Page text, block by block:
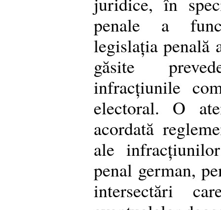
penale a
legislația penală
găsite
infracțiunile
electoral. O
acordată
ale
penal german,
intersectări